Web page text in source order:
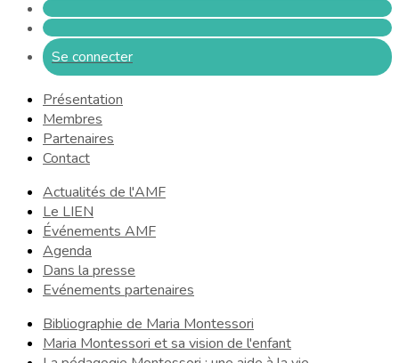
Se connecter
Présentation
Membres
Partenaires
Contact
Actualités de l'AMF
Le LIEN
Événements AMF
Agenda
Dans la presse
Evénements partenaires
Bibliographie de Maria Montessori
Maria Montessori et sa vision de l'enfant